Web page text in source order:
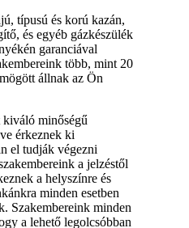
típusú és korú kazán,
és egyéb gázkészülék
garanciával
több, mint 20
állnak az Ön
minőségű
érkeznek ki
el tudják végezni
a jelzéstől
a helyszínre és
minden esetben
Szakembereink minden
a lehető legolcsóbban